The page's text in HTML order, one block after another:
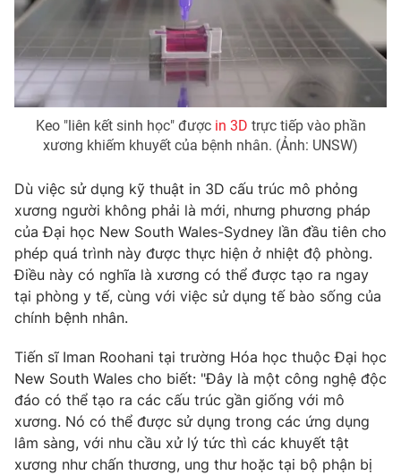
Emagazine Podcast
Photo Infographic
Video Shorts video
VTV Sức khoẻ Bất động sản
Thị trường 24h Tấm lòng Việt
VTV4
VTV9 VTV8
Liên hệ tòa soạn English
Keo "liên kết sinh học" được in 3D trực tiếp vào phần
xương khiếm khuyết của bệnh nhân. (Ảnh: UNSW)
Dù việc sử dụng kỹ thuật in 3D cấu trúc mô phỏng
xương người không phải là mới, nhưng phương pháp
của Đại học New South Wales-Sydney lần đầu tiên cho
phép quá trình này được thực hiện ở nhiệt độ phòng.
Điều này có nghĩa là xương có thể được tạo ra ngay
tại phòng y tế, cùng với việc sử dụng tế bào sống của
chính bệnh nhân.
Tiến sĩ Iman Roohani tại trường Hóa học thuộc Đại học
New South Wales cho biết: "Đây là một công nghệ độc
đáo có thể tạo ra các cấu trúc gần giống với mô
xương. Nó có thể được sử dụng trong các ứng dụng
lâm sàng, với nhu cầu xử lý tức thì các khuyết tật
xương như chấn thương, ung thư hoặc tại bộ phận bị